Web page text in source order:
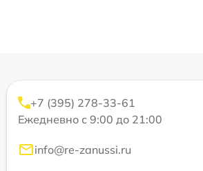
+7 (395) 278-33-61
Ежедневно с 9:00 до 21:00
info@re-zanussi.ru